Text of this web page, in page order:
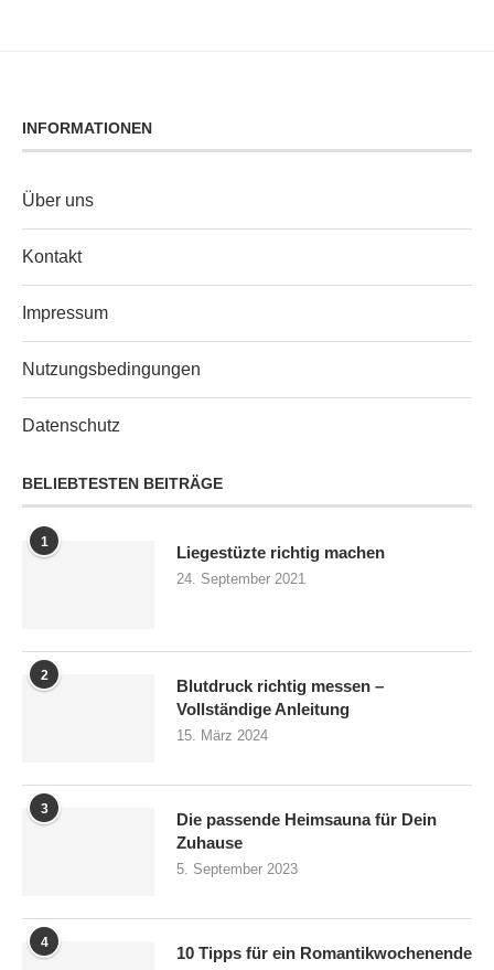
INFORMATIONEN
Über uns
Kontakt
Impressum
Nutzungsbedingungen
Datenschutz
BELIEBTESTEN BEITRÄGE
1
Liegestüzte richtig machen
24. September 2021
2
Blutdruck richtig messen –
Vollständige Anleitung
15. März 2024
3
Die passende Heimsauna für Dein
Zuhause
5. September 2023
4
10 Tipps für ein Romantikwochenende